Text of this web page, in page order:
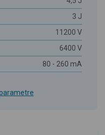
3 J
11200 V
6400 V
80 - 260 mA